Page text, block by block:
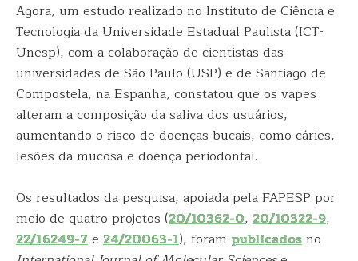
Agora, um estudo realizado no Instituto de Ciência e
Tecnologia da Universidade Estadual Paulista (ICT-
Unesp), com a colaboração de cientistas das
universidades de São Paulo (USP) e de Santiago de
Compostela, na Espanha, constatou que os vapes
alteram a composição da saliva dos usuários,
aumentando o risco de doenças bucais, como cáries,
lesões da mucosa e doença periodontal.
Os resultados da pesquisa, apoiada pela FAPESP por
meio de quatro projetos (20/10362-0, 20/10322-9,
22/16249-7e 24/20063-1), foram publicadosno